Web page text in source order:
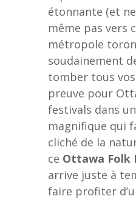
étonnante (et
même pas vers
métropole
soudainement
tomber tous
preuve pour
festivals dans
magnifique qui
cliché de la
ce Ottawa Folk
arrive juste à
faire profiter